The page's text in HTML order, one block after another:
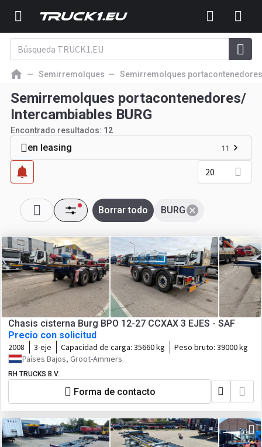
Semirremolques Semirremolques
Semirremolques portacontenedores/
Intercambiables BURG
Encontrado resultados: 12
en leasing 11
20
BURG
Borrar todo
Chasis cisterna Burg BPO 12-27 CCXAX 3 EJES - SAF
Precio con solicitud
2008 3-eje Capacidad de carga: 35660 kg Peso bruto: 39000 kg
Países Bajos, Groot-Ammers
RH TRUCKS B.V.
Forma de contacto